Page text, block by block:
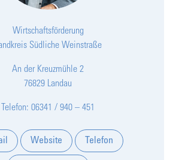
Wirtschaftsförderung
Südliche Weinstraße
An der Kreuzmühle 2
76829 Landau
Telefon: 06341 / 940 – 451
Website Telefon